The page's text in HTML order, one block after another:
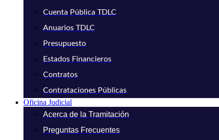
Cuenta Pública TDLC
Anuarios TDLC
Presupuesto
Estados Financieros
Contratos
Contrataciones Públicas
Oficina Judicial
Acerca de la Tramitación
Preguntas Frecuentes